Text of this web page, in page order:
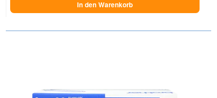
In den Warenkorb